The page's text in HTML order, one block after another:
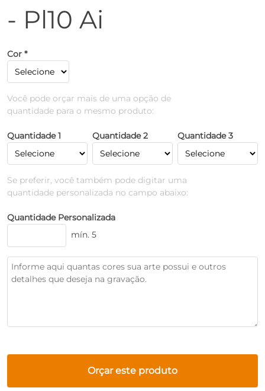
- Pl10 Ai
Cor *
Você pode orçar mais de uma opção de
quantidade para o mesmo produto:
Quantidade 1 Quantidade 2 Quantidade 3
Se preferir, você também pode digitar uma
quantidade personalizada no campo abaixo:
Quantidade Personalizada
mín. 5
Orçar este produto